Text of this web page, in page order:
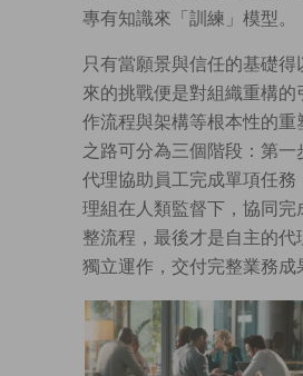
專有知識來「訓練」模型。
只有當願景與信任的基礎得
來的挑戰便是對組織重構的
作流程與架構等根本性的重
之路可分為三個階段：第一
代理協助員工完成單項任務
理組在人類監督下，協同完
整流程，最後才是自主的代
獨立運作，交付完整業務成